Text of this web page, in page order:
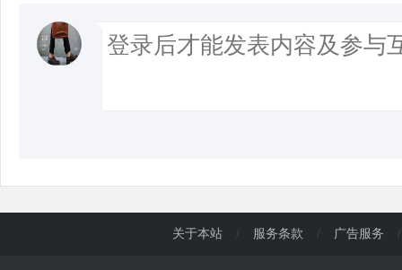
关于本站 / 服务条款 / 广告服务 /